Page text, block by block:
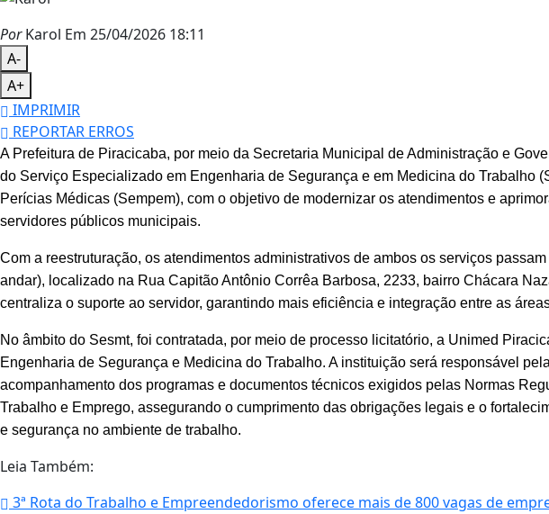
PorKarol Em 25/04/2026 18:11
A-
A+
IMPRIMIR
REPORTAR ERROS
A Prefeitura de Piracicaba, por meio da Secretaria Municipal de Administração e
do Serviço Especializado em Engenharia de Segurança e em Medicina do Trabalho
Perícias Médicas (Sempem), com o objetivo de modernizar os atendimentos e
servidores públicos municipais.
Com a reestruturação, os atendimentos administrativos de ambos os serviços
andar), localizado na Rua Capitão Antônio Corrêa Barbosa, 2233, bairro Chácara
centraliza o suporte ao servidor, garantindo mais eficiência e integração entre as
No âmbito do Sesmt, foi contratada, por meio de processo licitatório, a Unimed
Engenharia de Segurança e Medicina do Trabalho. A instituição será responsável
acompanhamento dos programas e documentos técnicos exigidos pelas Normas
Trabalho e Emprego, assegurando o cumprimento das obrigações legais e o
e segurança no ambiente de trabalho.
Leia Também:
3ª Rota do Trabalho e Empreendedorismo oferece mais de 800 vagas de